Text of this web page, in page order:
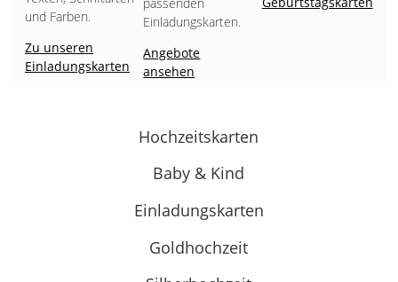
und Farben.
Zu unseren
Einladungskarten
Einladungskarten.
Angebote
ansehen
Hochzeitskarten
Baby & Kind
Einladungskarten
Goldhochzeit